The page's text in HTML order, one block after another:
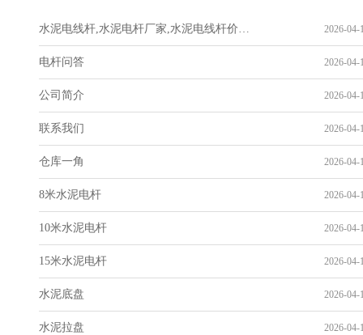
水泥电线杆,水泥电杆厂家,水泥电线杆价格-山东华辉电力科技有限公司 2026-04-
电杆问答 2026-04-
公司简介 2026-04-
联系我们 2026-04-
仓库一角 2026-04-
8米水泥电杆 2026-04-
10米水泥电杆 2026-04-
15米水泥电杆 2026-04-
水泥底盘 2026-04-
水泥拉盘 2026-04-